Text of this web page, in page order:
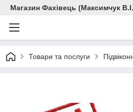
Магазин Фахівець (Максимчук
Товари та послуги